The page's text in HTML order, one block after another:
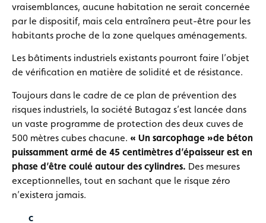
vraisemblances, aucune habitation ne serait concernée
par le dispositif, mais cela entraînera peut-être pour les
habitants proche de la zone quelques aménagements.
Les bâtiments industriels existants pourront faire l’objet
de vérification en matière de solidité et de résistance.
Toujours dans le cadre de ce plan de prévention des
risques industriels, la société Butagaz s’est lancée dans
un vaste programme de protection des deux cuves de
500 mètres cubes chacune. « Un sarcophage »de béton
puissamment armé de 45 centimètres d’épaisseur est en
phase d’être coulé autour des cylindres. Des mesures
exceptionnelles, tout en sachant que le risque zéro
n’existera jamais.